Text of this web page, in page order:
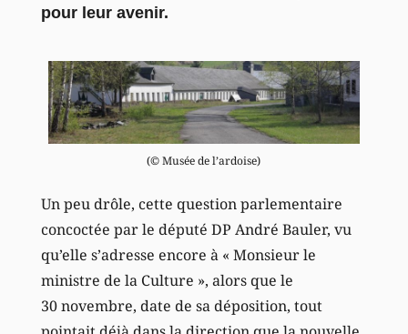
pour leur avenir.
(© Musée de l’ardoise)
Un peu drôle, cette question parlementaire
concoctée par le député DP André Bauler, vu
qu’elle s’adresse encore à « Monsieur le
ministre de la Culture », alors que le
30 novembre, date de sa déposition, tout